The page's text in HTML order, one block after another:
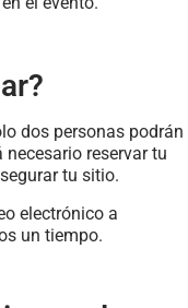
dos personas podrán
reservar tu
tu sitio.
electrónico a
un tiempo.